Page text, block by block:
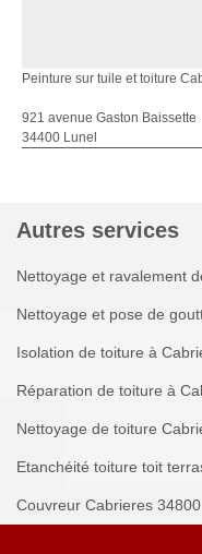
Peinture sur tuile et toiture
921 avenue Gaston Baissette
34400 Lunel
Autres services
Nettoyage et ravalement
Nettoyage et pose de
Isolation de toiture à
Réparation de toiture à
Nettoyage de toiture
Etanchéité toiture toit
Couvreur Cabrieres 34800